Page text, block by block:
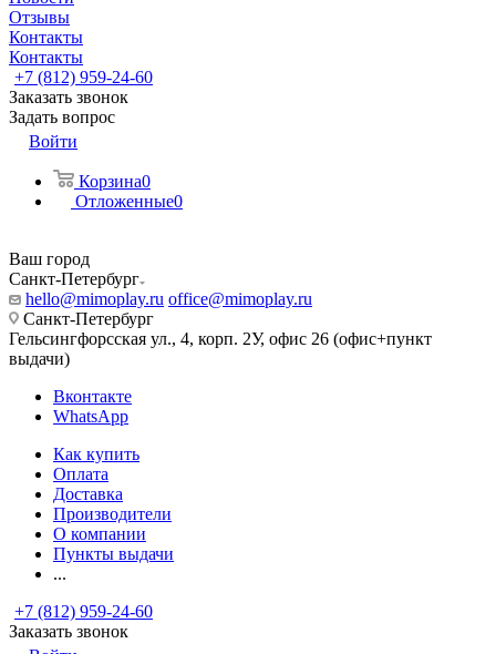
Отзывы
Контакты
Контакты
+7 (812) 959-24-60
Заказать звонок
Задать вопрос
Войти
Корзина0
Отложенные0
Ваш город
Санкт-Петербург
hello@mimoplay.ru office@mimoplay.ru
Санкт-Петербург
Гельсингфорсская ул., 4, корп. 2У, офис 26 (офис+пункт
выдачи)
Вконтакте
WhatsApp
Как купить
Оплата
Доставка
Производители
О компании
Пункты выдачи
...
+7 (812) 959-24-60
Заказать звонок